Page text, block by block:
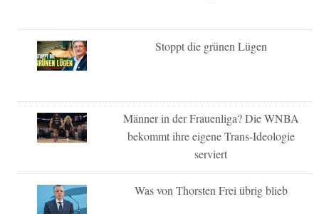
Stoppt die grünen Lügen
Männer in der Frauenliga? Die WNBA
bekommt ihre eigene Trans-Ideologie
serviert
Was von Thorsten Frei übrig blieb